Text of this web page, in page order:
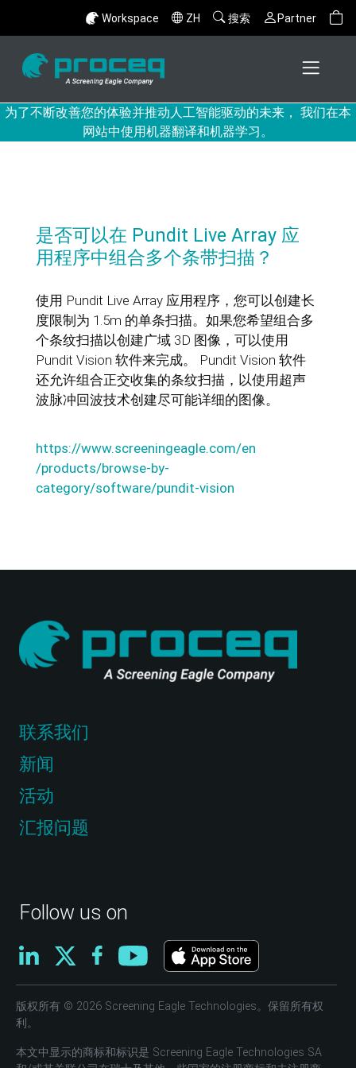
Workspace ZH 搜索 Partner
为了不断改善您的体验并推动人工智能驱动的未来， 我们在本
网站中使用机器翻译和机器学习。
是否可以在 Pundit Live Array 应
用程序中组合多个条带扫描？
使用 Pundit Live Array 应用程序，您可以创建长
度限制为 1.5m 的单条扫描。如果您希望组合多
个条纹扫描以创建广域 3D 图像，可以使用
Pundit Vision 软件来完成。 Pundit Vision 软件
还允许组合正交收集的条纹扫描，以使用超声
波脉冲回波技术创建尽可能详细的图像。
https://www.screeningeagle.com/en
/products/browse-by-
category/software/pundit-vision
Follow us on
联系我们
新闻
活动
汇报问题
版权所有 © 2026 Screening Eagle Technologies。保留所有权
利。
本文中显示的商标和标识是 Screening Eagle Technologies SA